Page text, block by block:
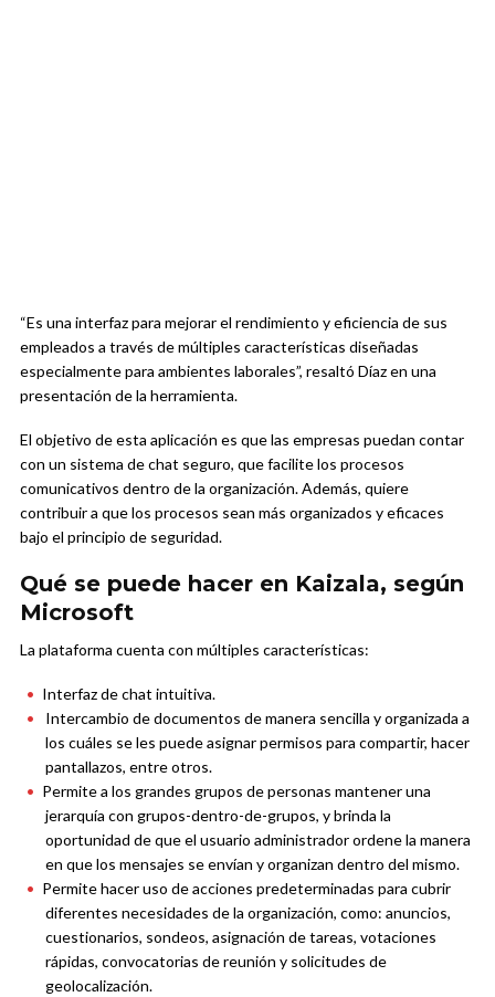
“Es una interfaz para mejorar el rendimiento y eficiencia de sus
empleados a través de múltiples características diseñadas
especialmente para ambientes laborales”, resaltó Díaz en una
presentación de la herramienta.
El objetivo de esta aplicación es que las empresas puedan contar
con un sistema de chat seguro, que facilite los procesos
comunicativos dentro de la organización. Además, quiere
contribuir a que los procesos sean más organizados y eficaces
bajo el principio de seguridad.
Qué se puede hacer en Kaizala, según
Microsoft
La plataforma cuenta con múltiples características:
Interfaz de chat intuitiva.
Intercambio de documentos de manera sencilla y organizada a
los cuáles se les puede asignar permisos para compartir, hacer
pantallazos, entre otros.
Permite a los grandes grupos de personas mantener una
jerarquía con grupos-dentro-de-grupos, y brinda la
oportunidad de que el usuario administrador ordene la manera
en que los mensajes se envían y organizan dentro del mismo.
Permite hacer uso de acciones predeterminadas para cubrir
diferentes necesidades de la organización, como: anuncios,
cuestionarios, sondeos, asignación de tareas, votaciones
rápidas, convocatorias de reunión y solicitudes de
geolocalización.